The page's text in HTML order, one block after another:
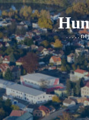
Skip
to
content
. . . . .